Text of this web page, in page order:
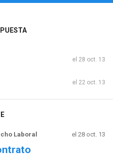
el 28 oct. 13
el 22 oct. 13
Laboral el 28 oct. 13